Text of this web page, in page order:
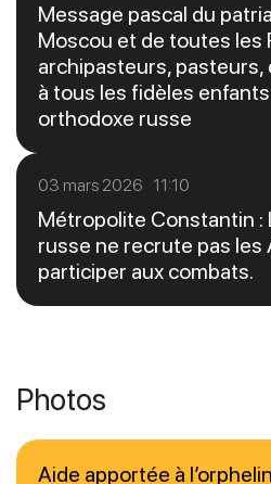
Message pascal du
Moscou et de toutes les
archipasteurs, pasteurs,
à tous les fidèles enfants
orthodoxe russe
03 mars 2026 11:10
Métropolite Constantin :
russe ne recrute pas les
participer aux combats.
Photos
Aide apportée à